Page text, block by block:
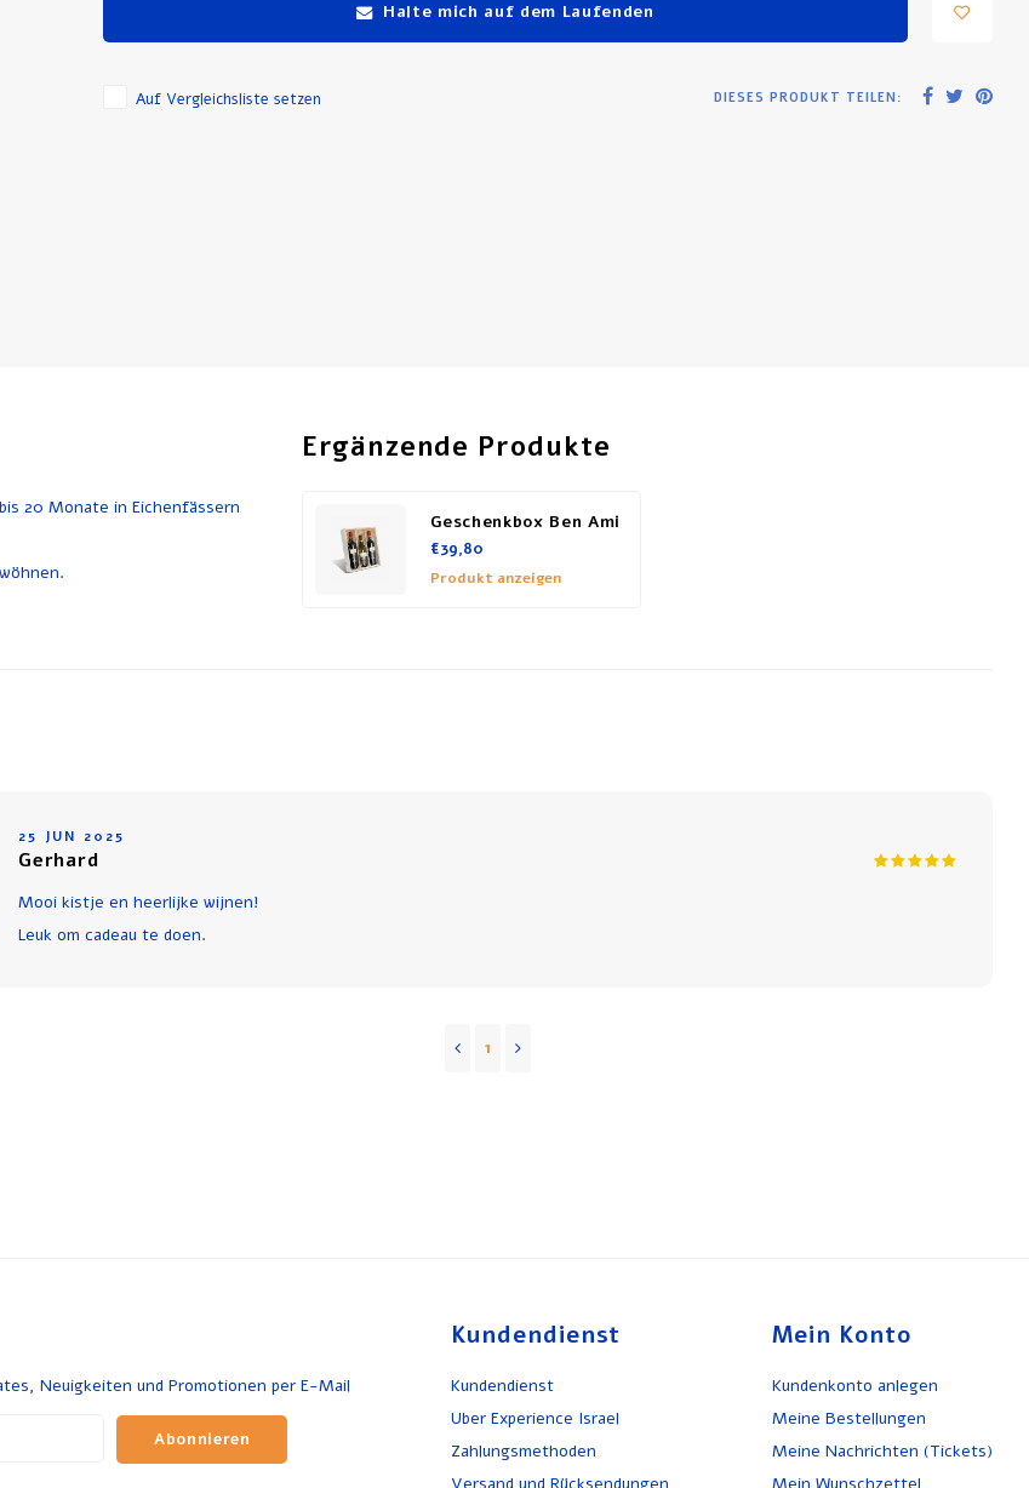
Halte mich auf dem Laufenden
Auf Vergleichsliste setzen DIESES PRODUKT TEILEN:
20 Monate in Eichenfässern
Ergänzende Produkte
Geschenkbox Ben Ami
€39,80
Produkt anzeigen
25 JUN 2025
Gerhard
Mooi kistje en heerlijke wijnen!
Leuk om cadeau te doen.
1
Neuigkeiten und Promotionen per E-Mail
Abonnieren
Kundendienst
Kundendienst
Uber Experience Israel
Zahlungsmethoden
Mein Konto
Kundenkonto anlegen
Meine Bestellungen
Meine Nachrichten (Tickets)